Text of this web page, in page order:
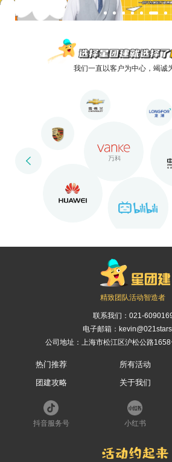
我们一直以客户为中心，竭诚
精致团队活动智造者
联系我们： 021-
电子邮箱：
公司地址：上海市松江区沪松公路
热门推荐 所有活动
团建攻略
关于我们
抖音服务号 小红书